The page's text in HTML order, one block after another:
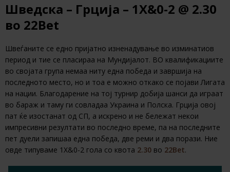
Шведска – Грција – 1Х&0-2 @ 2.30
во 22Bet
Швеѓаните се едно пријатно изненадување во изминатиов
период и тие се пласираа на Мундијалот. ВО квалификациите
во својата група немаа ниту една победа и завршија на
последното место, но и тоа е можно откако се појави Лигата
на нации. Благодарение на тој турнир добија шанси да играат
во бараж и таму ги совладаа Украина и Полска. Грција овој
пат ќе изостанат од СП, а искрено и не бележат некои
импресивни резултати во последно време, па на последните
пет дуели запишаа една победа, две реми и два порази. Ние
овде типуваме 1X&0-2 гола со квота 2.30 во 22Bet.